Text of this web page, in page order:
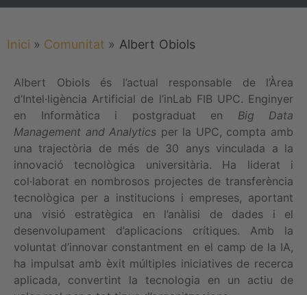
Inici » Comunitat » Albert Obiols
Albert Obiols és l’actual responsable de l’Àrea
d’Intel·ligència Artificial de l’inLab FIB UPC. Enginyer
en Informàtica i postgraduat en Big Data
Management and Analytics per la UPC, compta amb
una trajectòria de més de 30 anys vinculada a la
innovació tecnològica universitària. Ha liderat i
col·laborat en nombrosos projectes de transferència
tecnològica per a institucions i empreses, aportant
una visió estratègica en l’anàlisi de dades i el
desenvolupament d’aplicacions crítiques. Amb la
voluntat d’innovar constantment en el camp de la IA,
ha impulsat amb èxit múltiples iniciatives de recerca
aplicada, convertint la tecnologia en un actiu de